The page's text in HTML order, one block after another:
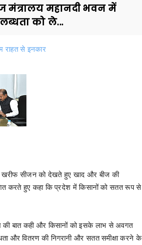
मंत्रालय महानदी भवन में
को ले...
राहत से इनकार
खरीफ सीजन को देखते हुए खाद और बीज की
करते हुए कहा कि प्रदेश में किसानों को सतत रूप से
बात कही और किसानों को इसके लाभ से अवगत
और वितरण की निगरानी और सतत समीक्षा करने के